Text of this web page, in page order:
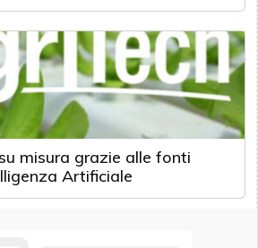
misura grazie alle fonti
Artificiale